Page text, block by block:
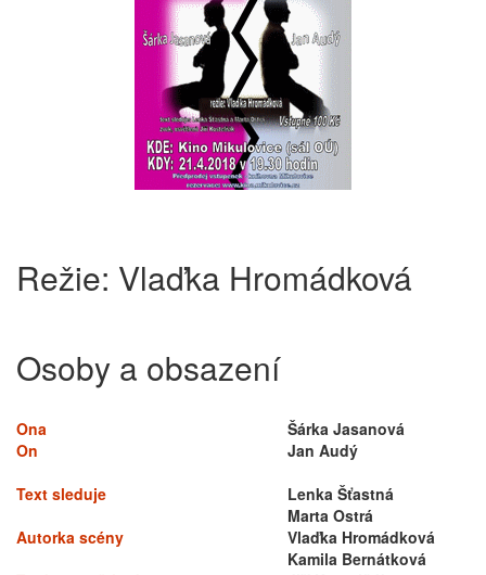
Režie: Vlaďka Hromádková
Osoby a obsazení
Ona
Šárka Jasanová
On
Jan Audý
Text sleduje
Lenka Šťastná
Marta Ostrá
Autorka scény
Vlaďka Hromádková
Kamila Bernátková